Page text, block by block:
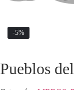
-5%
Pueblos